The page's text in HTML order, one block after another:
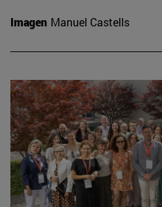
Imagen Manuel Castells